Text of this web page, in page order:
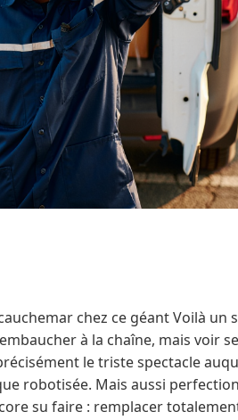
chez ce géant Voilà un
à la chaîne, mais voir
le triste spectacle
robotisée. Mais aussi
su faire : remplacer